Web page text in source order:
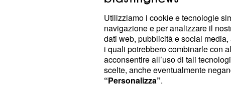
e amari, è uno dei campi di studio
molto esperto del mestiere del
due figli, uno anche quando era
La scuola: i problemi
affiorando negli ultimi
Utilizziamo i cookie e tecnologie
navigazione e per analizzare il
dati web, pubblicità e social
i quali potrebbero combinarle con
acconsentire all’uso di tali
scelte, anche eventualmente
“Personalizza”.